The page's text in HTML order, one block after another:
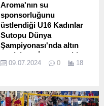
Aroma'nın su
sponsorluğunu
üstlendiği U16 Kadınlar
Sutopu Dünya
Şampiyonası'nda altın
madalyayı İspanya aldı
22 ülkenin milli takımlarının
oldu.
09.07.2024 0 18